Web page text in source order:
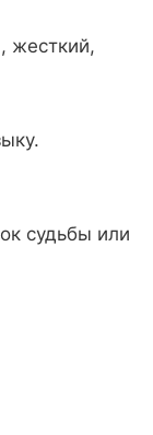
жесткий,
судьбы или